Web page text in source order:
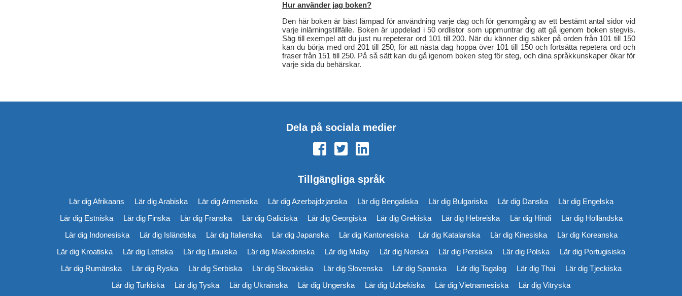
Hur använder jag boken?
Den här boken är bäst lämpad för användning varje dag och för genomgång av ett bestämt antal sidor vid
varje inlärningstillfälle. Boken är uppdelad i 50 ordlistor som uppmuntrar dig att gå igenom boken stegvis.
Säg till exempel att du just nu repeterar ord 101 till 200. När du känner dig säker på orden från 101 till 150
kan du börja med ord 201 till 250, för att nästa dag hoppa över 101 till 150 och fortsätta repetera ord och
fraser från 151 till 250. På så sätt kan du gå igenom boken steg för steg, och dina språkkunskaper ökar för
varje sida du behärskar.
Dela på sociala medier
Tillgängliga språk
Lär dig Afrikaans Lär dig Arabiska Lär dig Armeniska Lär dig Azerbajdzjanska Lär dig Bengaliska Lär dig Bulgariska Lär dig Danska
Lär dig Engelska
Lär dig Estniska
Lär dig Finska Lär dig Franska Lär dig Galiciska Lär dig Georgiska Lär dig Grekiska Lär dig Hebreiska Lär dig Hindi
Lär dig Holländska
Lär dig Indonesiska
Lär dig Isländska Lär dig Italienska Lär dig Japanska Lär dig Kantonesiska Lär dig Katalanska Lär dig Kinesiska
Lär dig Koreanska
Lär dig Kroatiska
Lär dig Lettiska Lär dig Litauiska Lär dig Makedonska Lär dig Malay Lär dig Norska Lär dig Persiska Lär dig Polska
Lär dig Portugisiska
Lär dig Rumänska
Lär dig Ryska Lär dig Serbiska Lär dig Slovakiska Lär dig Slovenska Lär dig Spanska Lär dig Tagalog Lär dig Thai
Lär dig Tjeckiska
Lär dig Turkiska
Lär dig Tyska Lär dig Ukrainska Lär dig Ungerska Lär dig Uzbekiska Lär dig Vietnamesiska Lär dig Vitryska